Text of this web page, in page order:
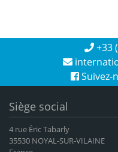
+33
Suivez-
Siège social
4 rue Éric Tabarly
35530 NOYAL-SUR-VILAINE